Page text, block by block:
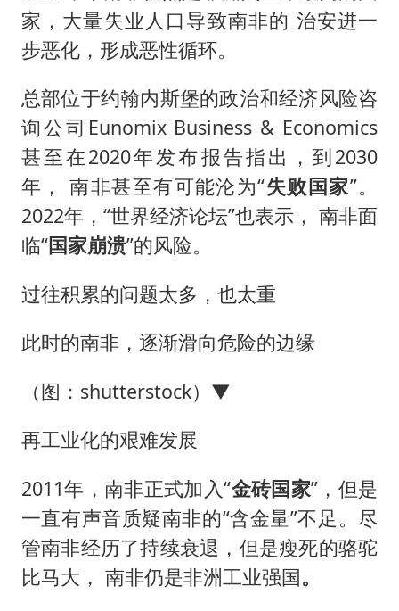
家，大量失业人口导致南非的 治安进一
步恶化，形成恶性循环。
总部位于约翰内斯堡的政治和经济风险咨
询公司Eunomix Business & Economics
甚至在2020年发布报告指出，到2030
年， 南非甚至有可能沦为“失败国家”。
2022年，“世界经济论坛”也表示， 南非面
临“国家崩溃”的风险。
过往积累的问题太多，也太重
此时的南非，逐渐滑向危险的边缘
（图：shutterstock）▼
再工业化的艰难发展
2011年，南非正式加入“金砖国家”，但是
一直有声音质疑南非的“含金量”不足。尽
管南非经历了持续衰退，但是瘦死的骆驼
比马大， 南非仍是非洲工业强国。